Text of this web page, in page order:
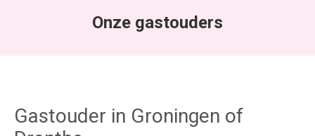
Onze gastouders
Gastouder in Groningen of